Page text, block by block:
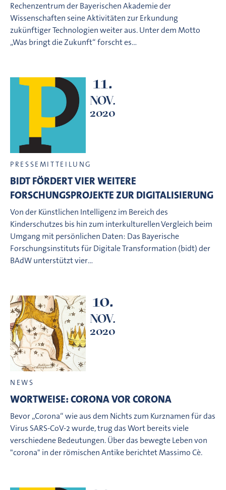
Rechenzentrum der Bayerischen Akademie der
Wissenschaften seine Aktivitäten zur Erkundung
zukünftiger Technologien weiter aus. Unter dem Motto
„Was bringt die Zukunft“ forscht es…
11.
NOV.
2020
PRESSEMITTEILUNG
BIDT FÖRDERT VIER WEITERE
FORSCHUNGSPROJEKTE ZUR DIGITALISIERUNG
Von der Künstlichen Intelligenz im Bereich des
Kinderschutzes bis hin zum interkulturellen Vergleich beim
Umgang mit persönlichen Daten: Das Bayerische
Forschungsinstituts für Digitale Transformation (bidt) der
BAdW unterstützt vier…
10.
NOV.
2020
NEWS
WORTWEISE: CORONA VOR CORONA
Bevor „Corona“ wie aus dem Nichts zum Kurznamen für das
Virus SARS-CoV-2 wurde, trug das Wort bereits viele
verschiedene Bedeutungen. Über das bewegte Leben von
"corona" in der römischen Antike berichtet Massimo Cè.